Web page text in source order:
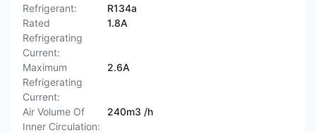
Refrigerant:
R134a
Rated
Refrigerating
Current:
1.8A
Maximum
Refrigerating
Current:
2.6A
Air Volume Of
Inner Circulation:
240m3 /h